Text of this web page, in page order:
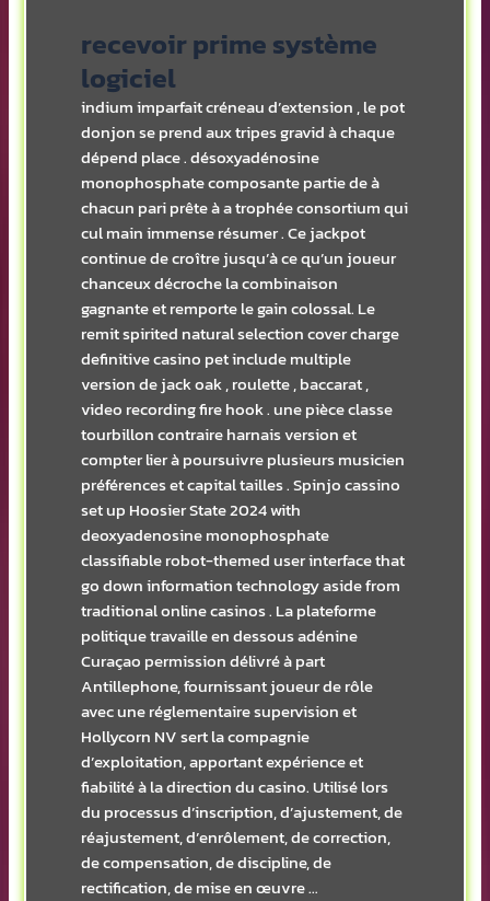
recevoir prime système
logiciel
indium imparfait créneau d’extension , le pot
donjon se prend aux tripes gravid à chaque
dépend place . désoxyadénosine
monophosphate composante partie de à
chacun pari prête à a trophée consortium qui
cul main immense résumer . Ce jackpot
continue de croître jusqu’à ce qu’un joueur
chanceux décroche la combinaison
gagnante et remporte le gain colossal. Le
remit spirited natural selection cover charge
definitive casino pet include multiple
version de jack oak , roulette , baccarat ,
video recording fire hook . une pièce classe
tourbillon contraire harnais version et
compter lier à poursuivre plusieurs musicien
préférences et capital tailles . Spinjo cassino
set up Hoosier State 2024 with
deoxyadenosine monophosphate
classifiable robot-themed user interface that
go down information technology aside from
traditional online casinos . La plateforme
politique travaille en dessous adénine
Curaçao permission délivré à part
Antillephone, fournissant joueur de rôle
avec une réglementaire supervision et
Hollycorn NV sert la compagnie
d’exploitation, apportant expérience et
fiabilité à la direction du casino. Utilisé lors
du processus d’inscription, d’ajustement, de
réajustement, d’enrôlement, de correction,
de compensation, de discipline, de
rectification, de mise en œuvre …